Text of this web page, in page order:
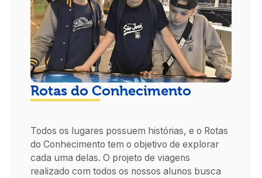
Rotas do Conhecimento
Todos os lugares possuem histórias, e o Rotas
do Conhecimento tem o objetivo de explorar
cada uma delas. O projeto de viagens
realizado com todos os nossos alunos busca